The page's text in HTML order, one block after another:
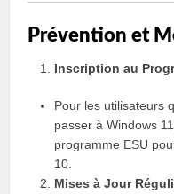
Prévention et
Inscription au
Pour les utilisateurs
passer à Windows
programme ESU
10.
Mises à Jour